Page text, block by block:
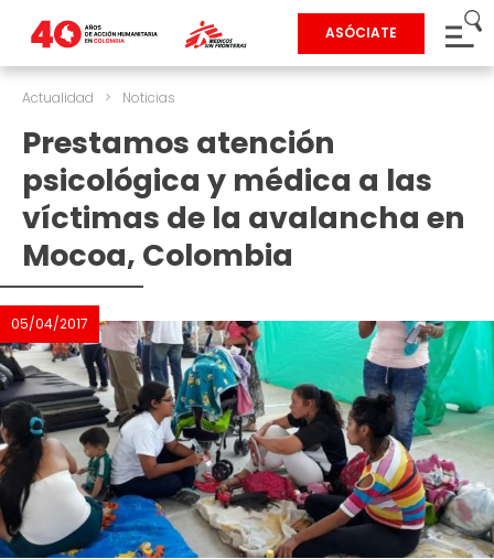
ASÓCIATE
Actualidad > Noticias
Prestamos atención
psicológica y médica a las
víctimas de la avalancha en
Mocoa, Colombia
05/04/2017